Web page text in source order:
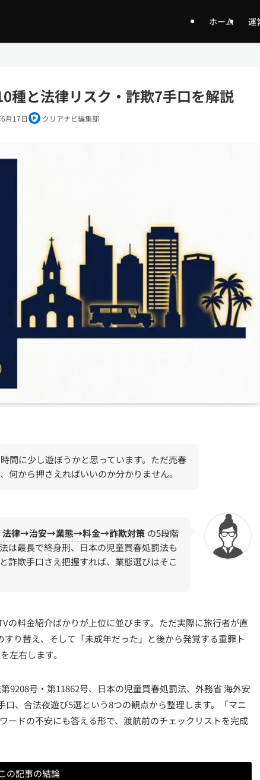
ホーム 運
種と法律リスク・詐欺7手口を解説
月17日 クリアナビ編集部
間に少し遊ぼうかと思っています。ただ売春
何から押さえればいいのか分かりません。
法律→治安→業態→料金→詐欺対策 の5段階
は最長で終身刑、日本の児童買春処罰法も
詐欺手口さえ把握すれば、業態選びはそこ
の料金紹介ばかりが上位に並びます。ただ実際に旅行者が直
り替え、そして「未成年だった」と後から発覚する重罪ト
左右します。
9208号・第11862号、日本の児童買春処罰法、外務省 海外安
、合法夜遊び5選という8つの観点から整理します。「マニ
ードの不安にも答える形で、渡航前のチェックリストを完成
の記事の結論